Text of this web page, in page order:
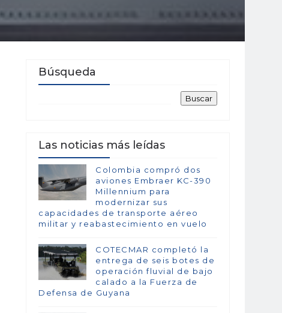
Búsqueda
Las noticias más leídas
Colombia compró dos
aviones Embraer KC-390
Millennium para
modernizar sus
capacidades de transporte aéreo
militar y reabastecimiento en vuelo
COTECMAR completó la
entrega de seis botes de
operación fluvial de bajo
calado a la Fuerza de
Defensa de Guyana